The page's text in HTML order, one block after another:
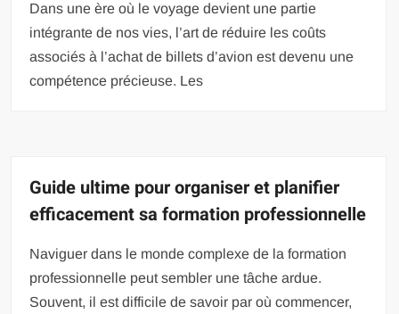
Dans une ère où le voyage devient une partie
intégrante de nos vies, l’art de réduire les coûts
associés à l’achat de billets d’avion est devenu une
compétence précieuse. Les
Guide ultime pour organiser et planifier
efficacement sa formation professionnelle
Naviguer dans le monde complexe de la formation
professionnelle peut sembler une tâche ardue.
Souvent, il est difficile de savoir par où commencer,